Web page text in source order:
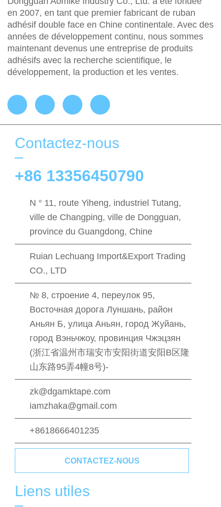
en 2007, en tant que premier fabricant de ruban
adhésif double face en Chine continentale. Avec des
années de développement continu, nous sommes
maintenant devenus une entreprise de produits
adhésifs avec la recherche scientifique, le
développement, la production et les ventes.
Contactez-nous
+86 13356450790
N ° 11, route Yiheng, industriel Tutang,
ville de Changping, ville de Dongguan,
province du Guangdong, Chine
Ruian Lechuang Import&Export Trading
CO., LTD
№ 8, строение 4, переулок 95,
Восточная дорога Луншань, район
Аньян Б, улица Аньян, город Жуйань,
город Вэньчжоу, провинция Чжэцзян
(浙江省温州市瑞安市安阳街道安阳B区隆
山东路95弄4幢8号)-
zk@dgamktape.com
iamzhaka@gmail.com
+8618666401235
CONTACTEZ-NOUS
Liens utiles